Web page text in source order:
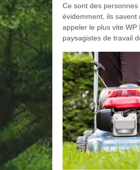
Ce sont des
évidemment, ils
appeler le plus vite
paysagistes de travail